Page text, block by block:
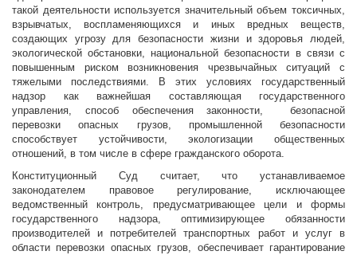
такой деятельности используется значительный объем токсичных,
взрывчатых, воспламеняющихся и иных вредных веществ,
создающих угрозу для безопасности жизни и здоровья людей,
экологической обстановки, национальной безопасности в связи с
повышенным риском возникновения чрезвычайных ситуаций с
тяжелыми последствиями. В этих условиях государственный
надзор как важнейшая составляющая государственного
управления, способ обеспечения законности, безопасной
перевозки опасных грузов, промышленной безопасности
способствует устойчивости, экологизации общественных
отношений, в том числе в сфере гражданского оборота.
Конституционный Суд считает, что устанавливаемое
законодателем правовое регулирование, исключающее
ведомственный контроль, предусматривающее цели и формы
государственного надзора, оптимизирующее обязанности
производителей и потребителей транспортных работ и услуг в
области перевозки опасных грузов, обеспечивает гарантирование